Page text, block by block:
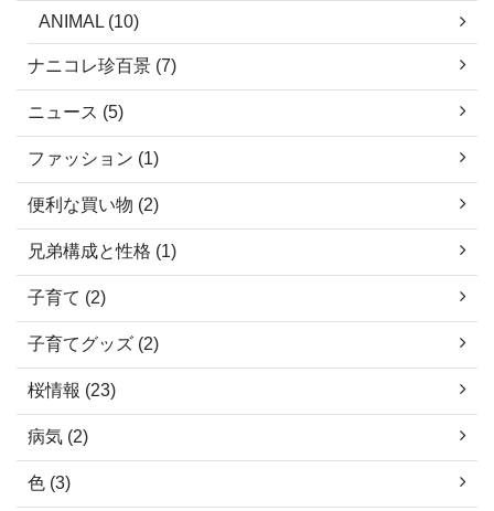
ANIMAL (10)
ナニコレ珍百景 (7)
ニュース (5)
ファッション (1)
便利な買い物 (2)
兄弟構成と性格 (1)
子育て (2)
子育てグッズ (2)
桜情報 (23)
病気 (2)
色 (3)